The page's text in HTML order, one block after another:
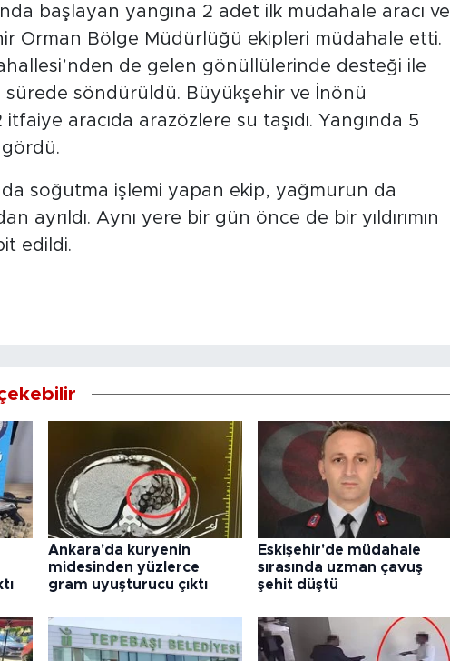
başlayan yangına 2 adet ilk müdahale aracı ve
Orman Bölge Müdürlüğü ekipleri müdahale etti.
de gelen gönüllülerinde desteği ile
sürede söndürüldü. Büyükşehir ve İnönü
aracıda arazözlere su taşıdı. Yangında 5
gördü.
soğutma işlemi yapan ekip, yağmurun da
ayrıldı. Aynı yere bir gün önce de bir yıldırımın
edildi.
Ankara'da kuryenin
midesinden yüzlerce
gram uyuşturucu çıktı
Eskişehir'de müdahale
sırasında uzman çavuş
şehit düştü